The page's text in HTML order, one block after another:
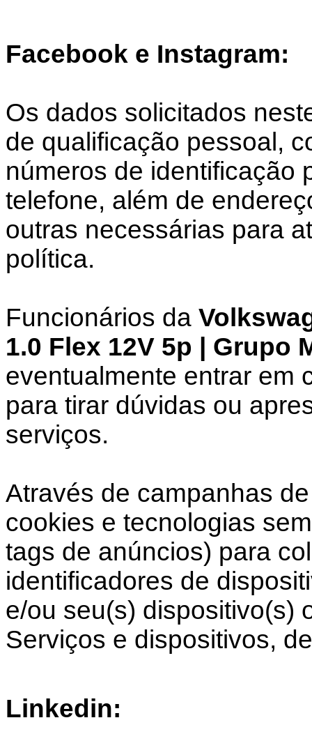
Facebook e Instagram:
Os dados solicitados
de qualificação pessoal,
números de identificação
telefone, além de
outras necessárias para
política.
Funcionários da
1.0 Flex 12V 5p | Grupo
eventualmente entrar em
para tirar dúvidas ou
serviços.
Através de campanhas
cookies e tecnologias
tags de anúncios) para
identificadores de
e/ou seu(s) dispositivo(s)
Serviços e dispositivos,
Linkedin: